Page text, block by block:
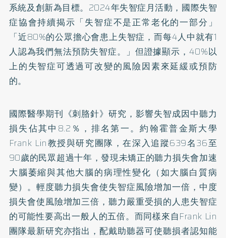
系統及創新為目標。2024年失智症月活動，國際失智
症協會持續揭示「失智症不是正常老化的一部分」
「近80%的公眾擔心會患上失智症，而每4人中就有1
人認為我們無法預防失智症。」但證據顯示，40%以
上的失智症可透過可改變的風險因素來延緩或預防
的。
國際醫學期刊《刺胳針》研究，影響失智成因中聽力
損失佔其中8.2％，排名第一。約翰霍普金斯大學
Frank Lin教授與研究團隊，在深入追蹤639名36至
90歲的民眾超過十年，發現未矯正的聽力損失會加速
大腦萎縮與其他大腦的病理性變化（如大腦白質病
變）。輕度聽力損失會使失智症風險增加一倍，中度
損失會使風險增加三倍，聽力嚴重受損的人患失智症
的可能性要高出一般人的五倍。而同樣來自Frank Lin
團隊最新研究亦指出，配戴助聽器可使聽損者認知能